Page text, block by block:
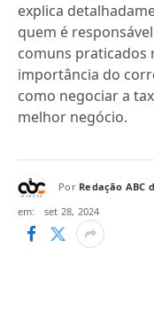
explica
quem é
comuns praticados
importância do
como negociar a
melhor negócio.
Por Redação ABC
em:
set 28, 2024